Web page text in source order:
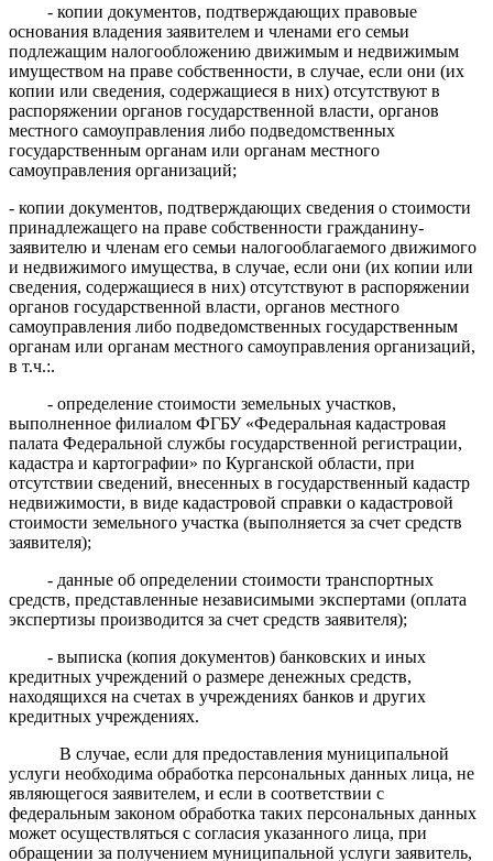
- копии документов, подтверждающих правовые
основания владения заявителем и членами его семьи
подлежащим налогообложению движимым и недвижимым
имуществом на праве собственности, в случае, если они (их
копии или сведения, содержащиеся в них) отсутствуют в
распоряжении органов государственной власти, органов
местного самоуправления либо подведомственных
государственным органам или органам местного
самоуправления организаций;
- копии документов, подтверждающих сведения о стоимости
принадлежащего на праве собственности гражданину-
заявителю и членам его семьи налогооблагаемого движимого
и недвижимого имущества, в случае, если они (их копии или
сведения, содержащиеся в них) отсутствуют в распоряжении
органов государственной власти, органов местного
самоуправления либо подведомственных государственным
органам или органам местного самоуправления организаций,
в т.ч.:.
- определение стоимости земельных участков,
выполненное филиалом ФГБУ «Федеральная кадастровая
палата Федеральной службы государственной регистрации,
кадастра и картографии» по Курганской области, при
отсутствии сведений, внесенных в государственный кадастр
недвижимости, в виде кадастровой справки о кадастровой
стоимости земельного участка (выполняется за счет средств
заявителя);
- данные об определении стоимости транспортных
средств, представленные независимыми экспертами (оплата
экспертизы производится за счет средств заявителя);
- выписка (копия документов) банковских и иных
кредитных учреждений о размере денежных средств,
находящихся на счетах в учреждениях банков и других
кредитных учреждениях.
В случае, если для предоставления муниципальной
услуги необходима обработка персональных данных лица, не
являющегося заявителем, и если в соответствии с
федеральным законом обработка таких персональных данных
может осуществляться с согласия указанного лица, при
обращении за получением муниципальной услуги заявитель,